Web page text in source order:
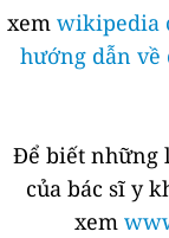
xem wikipedia
hướng dẫn về
Để biết những
của bác sĩ y
xem